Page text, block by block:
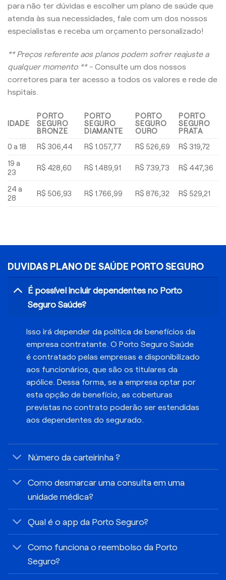
para não ter dúvidas e escolher um plano de saúde que
atenda às sua necessidades, fale com um dos nossos
especialistas e receba um orçamento personalizado!
** Preços referente aos planos podem sofrer reajuste a
qualquer momento ** - Consulte um dos nossos
corretores para ter acesso a todos os valores e rede de
hspitais.
IDADE
PORTO
SEGURO
BRONZE
PORTO
SEGURO
DIAMANTE
PORTO
SEGURO
OURO
PORTO
SEGURO
PRATA
0 a 18
R$ 306,44 R$ 1.057,77 R$ 526,69
R$ 319,72
19 a
23
R$ 428,60 R$ 1.489,91 R$ 739,73 R$ 447,36
24 a
28
R$ 506,93 R$ 1.766,99 R$ 876,32 R$ 529,21
DUVIDAS PLANO DE SAÚDE PORTO SEGURO
É possível incluir dependentes no Porto
Seguro Saúde?
Isso irá depender da política de benefícios da
empresa contratante. O Porto Seguro Saúde
é contratado pelas empresas e disponibilizado
aos funcionários, que são os titulares da
apólice. Dessa forma, se a empresa optar por
esta opção de benefício, as coberturas
previstas no contrato poderão ser estendidas
aos dependentes do segurado.
Número da carteirinha ?
Como desmarcar uma consulta em uma
unidade médica?
Qual é o app da Porto Seguro?
Como funciona o reembolso da Porto
Seguro?